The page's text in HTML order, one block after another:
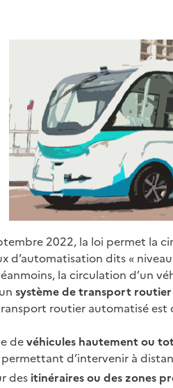
2022, la loi permet la
d’automatisation dits «
la circulation d’un
système de transport
routier automatisé est
devéhicules hautement ou
permettant d’intervenir à
des itinéraires ou des zones